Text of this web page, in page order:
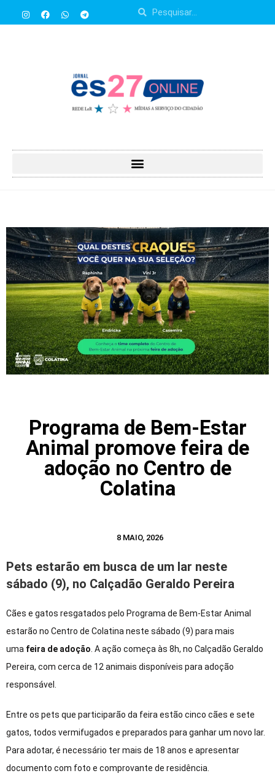
Programa de Bem-Estar
Animal promove feira de
adoção no Centro de
Colatina
8 MAIO, 2026
Pets estarão em busca de um lar neste
sábado (9), no Calçadão Geraldo Pereira
Cães e gatos resgatados pelo Programa de Bem-Estar Animal
estarão no Centro de Colatina neste sábado (9) para mais
uma feira de adoção. A ação começa às 8h, no Calçadão Geraldo
Pereira, com cerca de 12 animais disponíveis para adoção
responsável.
Entre os pets que participarão da feira estão cinco cães e sete
gatos, todos vermifugados e preparados para ganhar um novo lar.
Para adotar, é necessário ter mais de 18 anos e apresentar
documento com foto e comprovante de residência.